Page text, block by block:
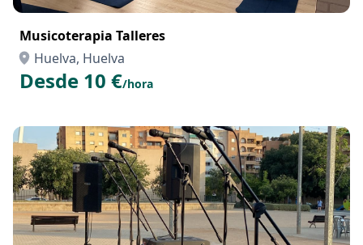
Musicoterapia Talleres
Huelva, Huelva
Desde 10 €/hora